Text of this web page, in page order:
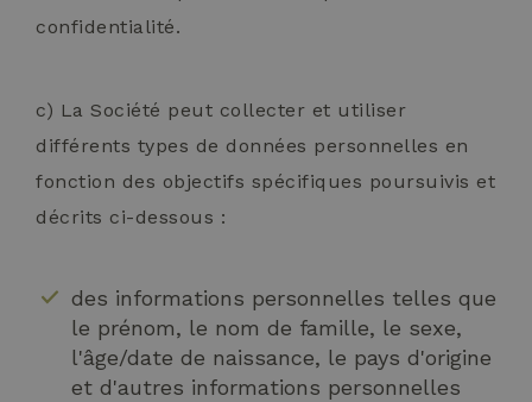
confidentialité.
c) La Société peut collecter et utiliser
différents types de données personnelles en
fonction des objectifs spécifiques poursuivis et
décrits ci-dessous :
des informations personnelles telles que
le prénom, le nom de famille, le sexe,
l'âge/date de naissance, le pays d'origine
et d'autres informations personnelles